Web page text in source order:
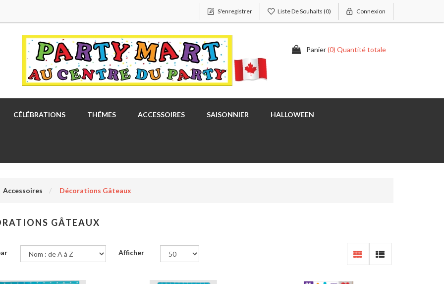
S'enregistrer Liste De Souhaits (0) Connexion
Panier(0) Quantité totale
CÉLÉBRATIONS THÉMES ACCESSOIRES SAISONNIER HALLOWEEN
Accessoires Décorations Gâteaux
GÂTEAUX
Afficher